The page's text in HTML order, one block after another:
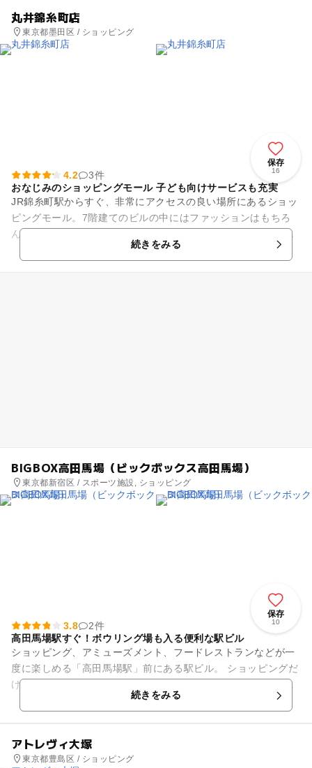
丸井錦糸町店
東京都墨田区 / ショッピング
保存
16
4.2
3件
おなじみのショッピングモール 子ども向けサービスも充実
JR錦糸町駅からすぐ、非常にアクセスの良い場所にあるショッ
ピングモール。7階建てのビルの中にはファッションはもちろ
んレストランや雑貨屋、ゲームセンター、さらに屋上にはフッ
トサルコートが完備されて...続きをみる
BIGBOX高田馬場（ビックボックス高田馬場）
東京都新宿区 / スポーツ施設, ショッピング
保存
10
3.8
2件
高田馬場駅すぐ！ボウリング場も入る便利な駅ビル
ショッピング、アミューズメント、フードレストランなどが一
度に楽しめる「高田馬場駅」前にある駅ビル。 ショッピングだ
けでなく、ボウリング場やスポーツクラブ、カラオケ、ゲーム
続きをみる
アトレヴィ大塚
東京都豊島区 / ショッピング